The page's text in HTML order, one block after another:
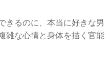
きるのに、本当に好きな男
雑な心情と身体を描く官能